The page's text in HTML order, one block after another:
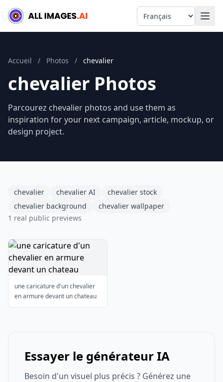
Language
Accueil / Photos / chevalier
chevalier Photos
Parcourez chevalier photos and use them as
inspiration for your next campaign, article, mockup, or
design project.
chevalier chevalier AI
chevalier stock
chevalier background
chevalier wallpaper
1 real public previews
une caricature d'un chevalier
en armure devant un chateau
Essayer le générateur IA
Besoin d'un visuel plus précis ? Générez une